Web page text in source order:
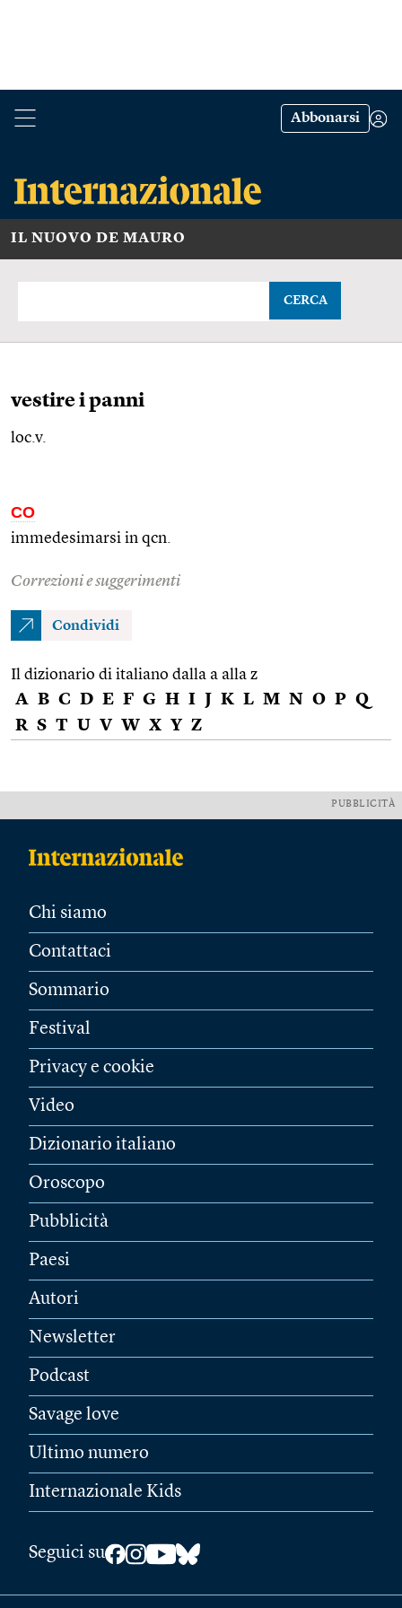
Abbonarsi
IL NUOVO DE MAURO
CERCA
vestire i panni
loc.v.
CO
immedesimarsi in qcn.
Correzioni e suggerimenti
Condividi
Il dizionario di italiano dalla a alla z
A B C D E F G H I J K L M N O P Q
R S T U V W X Y Z
PUBBLICITÀ
Chi siamo
Contattaci
Sommario
Festival
Privacy e cookie
Video
Dizionario italiano
Oroscopo
Pubblicità
Paesi
Autori
Newsletter
Podcast
Savage love
Ultimo numero
Internazionale Kids
Seguici su